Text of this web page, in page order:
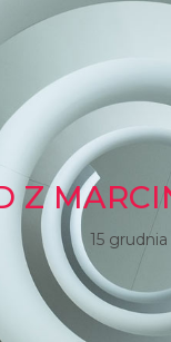
Z
15 grudnia